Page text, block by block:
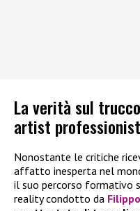
La verità sul
artist
Nonostante le critiche
affatto inesperta nel
il suo percorso formativo
reality condotto da